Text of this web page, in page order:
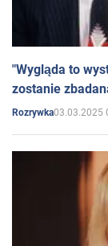
"Wygląda to
zostanie
Rozrywka03.03.2025